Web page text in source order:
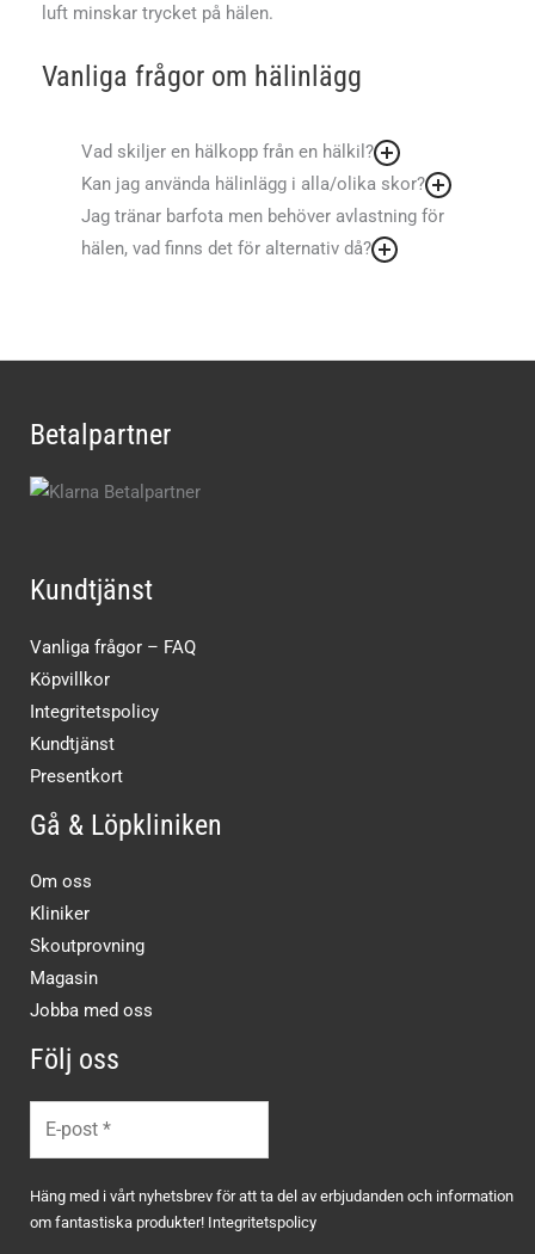
luft minskar trycket på hälen.
Vanliga frågor om hälinlägg
Vad skiljer en hälkopp från en hälkil?
Kan jag använda hälinlägg i alla/olika skor?
Jag tränar barfota men behöver avlastning för
hälen, vad finns det för alternativ då?
Betalpartner
Kundtjänst
Vanliga frågor – FAQ
Köpvillkor
Integritetspolicy
Kundtjänst
Presentkort
Gå & Löpkliniken
Om oss
Kliniker
Skoutprovning
Magasin
Jobba med oss
Följ oss
Häng med i vårt nyhetsbrev för att ta del av erbjudanden och information
om fantastiska produkter! Integritetspolicy